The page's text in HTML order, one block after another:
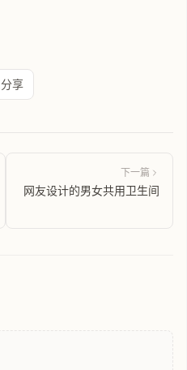
分享
下一篇
网友设计的男女共用卫生间